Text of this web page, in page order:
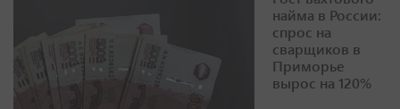
найма в России:
спрос на
сварщиков в
Приморье
вырос на 120%